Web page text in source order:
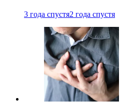
3 года спустя2 года спустя